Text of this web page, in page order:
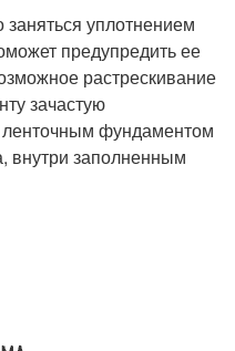
уплотнением
предупредить ее
растрескивание
зачастую
фундаментом
внутри заполненным